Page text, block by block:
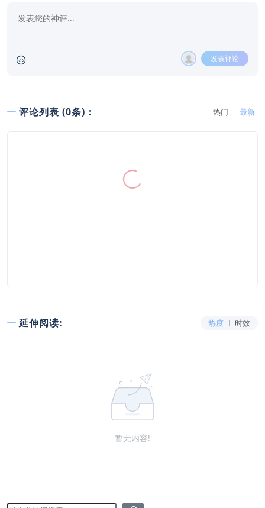
发表评论
评论列表 (0条)： 热门 最新
延伸阅读: 热度 时效
暂无内容!